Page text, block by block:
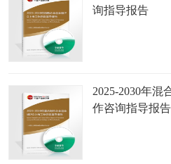
询指导报告
2025-2030年混
作咨询指导报告